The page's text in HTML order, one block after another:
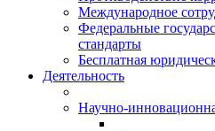
Международное
Федеральные
стандарты
Бесплатная
Деятельность
Научно-